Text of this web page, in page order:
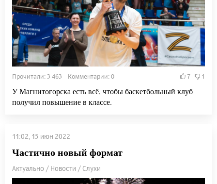
Прочитали: 3 463 Комментарии: 0 7 1
У Магнитогорска есть всё, чтобы баскетбольный клуб
получил повышение в классе.
11:02, 15 июн 2022
Частично новый формат
Актуально / Новости / Слухи